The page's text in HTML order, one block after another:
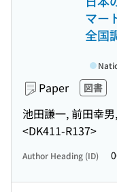
マー
全国
Paper 図書
池田謙一, 前田幸
<DK411-R137>
Author Heading (ID)